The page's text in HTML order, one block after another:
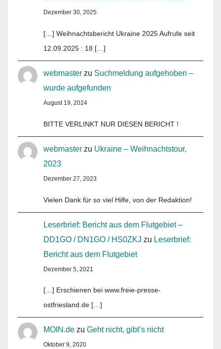
Dezember 30, 2025
[…] Weihnachtsbericht Ukraine 2025 Aufrufe seit
12.09.2025 : 18 […]
webmaster zu Suchmeldung aufgehoben –
wurde aufgefunden
August 19, 2024
BITTE VERLINKT NUR DIESEN BERICHT !
webmaster zu Ukraine – Weihnachtstour,
2023
Dezember 27, 2023
Vielen Dank für so viel Hilfe, von der Redaktion!
Leserbrief: Bericht aus dem Flutgebiet –
DD1GO / DN1GO / HS0ZKJ zu Leserbrief:
Bericht aus dem Flutgebiet
Dezember 5, 2021
[…] Erschienen bei www.freie-presse-
ostfriesland.de […]
MOIN.de zu Geht nicht, gibt’s nicht
Oktober 9, 2020